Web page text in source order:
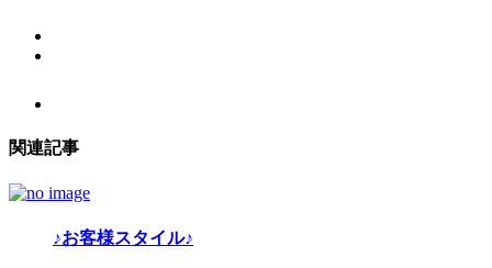
関連記事
♪お客様スタイル♪